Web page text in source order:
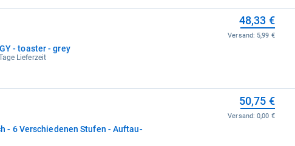
- toaster - grey
Lieferzeit
48,33 €
Versand: 5,99 €
- 6 Verschiedenen Stufen - Auftau-
50,75 €
Versand:0,00 €